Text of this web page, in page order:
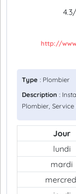
http://
Type : Plombier
Description :
Plombier,
Jour
lundi
mardi